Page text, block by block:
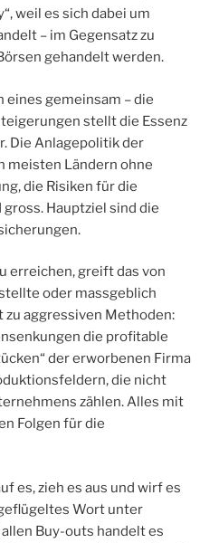
weil es sich dabei um
– im Gegensatz zu
gehandelt werden.
eines gemeinsam – die
stellt die Essenz
Die Anlagepolitik der
meisten Ländern ohne
die Risiken für die
Hauptziel sind die
erreichen, greift das von
oder massgeblich
aggressiven Methoden:
die profitable
der erworbenen Firma
die nicht
zählen. Alles mit
Folgen für die
es, zieh es aus und wirf es
Wort unter
Buy-outs handelt es